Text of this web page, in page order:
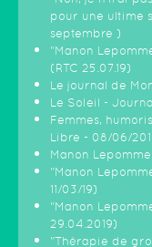
pour une ultime
septembre )
"Manon
(RTC 25.07.19)
Le journal de
Le Soleil -
Femmes,
Libre - 08/06/
Manon
"Manon
11/03/19)
"Manon
29.04.2019)
"Thérapie de